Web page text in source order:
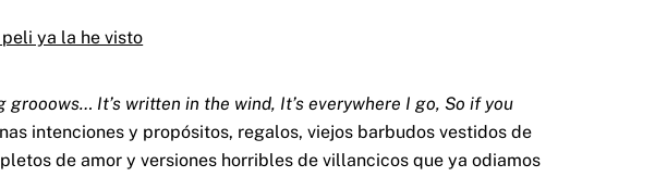
peli ya la he visto
It’s written in the wind, It’s everywhere I go, So if you
intenciones y propósitos, regalos, viejos barbudos vestidos de
de amor y versiones horribles de villancicos que ya odiamos